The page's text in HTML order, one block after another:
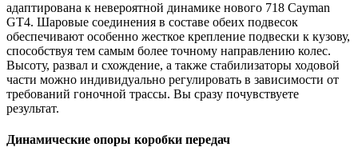
адаптирована к невероятной динамике нового 718 Cayman
GT4. Шаровые соединения в составе обеих подвесок
обеспечивают особенно жесткое крепление подвески к кузову,
способствуя тем самым более точному направлению колес.
Высоту, развал и схождение, а также стабилизаторы ходовой
части можно индивидуально регулировать в зависимости от
требований гоночной трассы. Вы сразу почувствуете
результат.
Динамические опоры коробки передач